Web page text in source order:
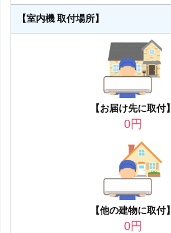
【室内機 取付場所】
【お届け先に取付】
0円
【他の建物に取付】
0円